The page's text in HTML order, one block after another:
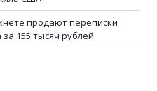
продают переписки
155 тысяч рублей